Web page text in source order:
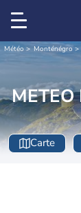
Météo Monténégro
METEO
Carte